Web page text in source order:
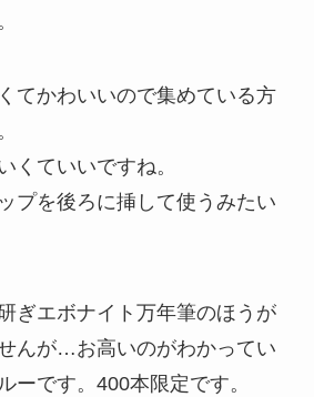
てかわいいので集めている方
くていいですね。
プを後ろに挿して使うみたい
ぎエボナイト万年筆のほうが
んが…お高いのがわかってい
ーです。400本限定です。